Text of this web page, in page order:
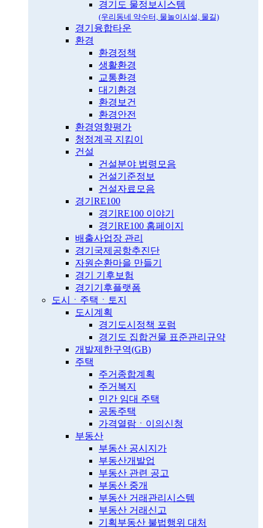
경기도 물정보시스템
(우리동네 약수터, 물놀이시설, 물길)
경기융합타운
환경
환경정책
생활환경
교통환경
대기환경
환경보건
환경안전
환경영향평가
청정계곡 지킴이
건설
건설분야 법령모음
건설기준정보
건설자료모음
경기RE100
경기RE100 이야기
경기RE100 홈페이지
배출사업장 관리
경기국제공항추진단
자원순환마을 만들기
경기 기후보험
경기기후플랫폼
도시ㆍ주택ㆍ토지
도시계획
경기도시정책 포럼
경기도 집합건물 표준관리규약
개발제한구역(GB)
주택
주거종합계획
주거복지
민간 임대 주택
공동주택
가격열람ㆍ이의신청
부동산
부동산 공시지가
부동산개발업
부동산 관련 공고
부동산 중개
부동산 거래관리시스템
부동산 거래신고
기획부동산 불법행위 대처